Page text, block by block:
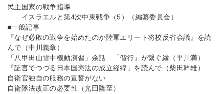
民主国家の戦争指導
イスラエルと第4次中東戦争（5）（編纂委員会）
■一般記事
『なぜ必敗の戦争を始めたのか陸軍エリート将校反省会議』を読
んで（中川義章）
「八甲田山雪中機動演習」余話 「偕行」が繋ぐ縁（平川満）
『証言でつづる日本国憲法の成立経緯」を読んで（柴田幹雄）
自衛官独自の服務の宣誓がない
自衛隊法改正の必要性（光田隆至）